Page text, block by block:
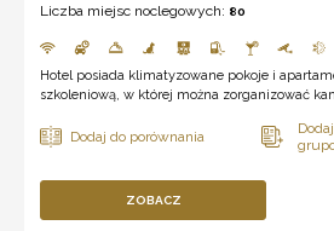
Liczba miejsc noclegowych: 80
Hotel posiada klimatyzowane pokoje i
szkoleniową, w której można zorganizować
ZOBACZ